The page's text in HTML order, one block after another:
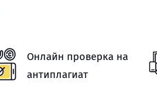
Онлайн проверка на
антиплагиат